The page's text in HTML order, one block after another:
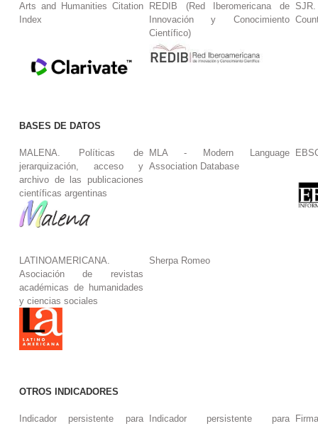
Arts and Humanities Citation
Index
REDIB (Red Iberomericana de
Innovación y Conocimiento
Científico)
BASES DE DATOS
MALENA. Políticas de
jerarquización, acceso y
archivo de las publicaciones
científicas argentinas
MLA - Modern Language
Association Database
LATINOAMERICANA.
Asociación de revistas
académicas de humanidades
y ciencias sociales
Sherpa Romeo
OTROS INDICADORES
Indicador persistente para
Indicador persistente para